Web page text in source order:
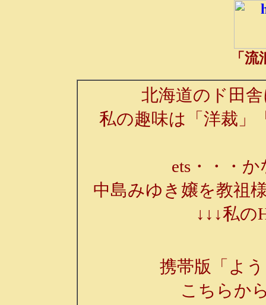
「
北海道のド田
私の趣味は「洋裁」
ets・・・
中島みゆき嬢を教祖
↓↓↓私の
携帯版「よ
こちらか